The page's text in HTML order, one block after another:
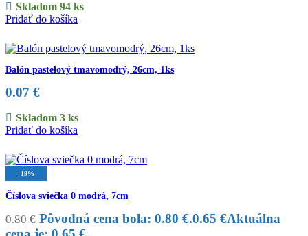
Skladom 94 ks
Pridať do košíka
Balón pastelový tmavomodrý, 26cm, 1ks
0.07 €
Skladom 3 ks
Pridať do košíka
-19%
Číslova sviečka 0 modrá, 7cm
0.80€ Pôvodná cena bola: 0.80 €.0.65 €Aktuálna